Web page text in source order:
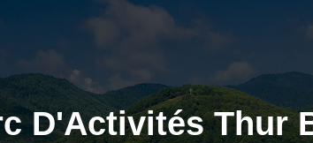
D'Activités Thur